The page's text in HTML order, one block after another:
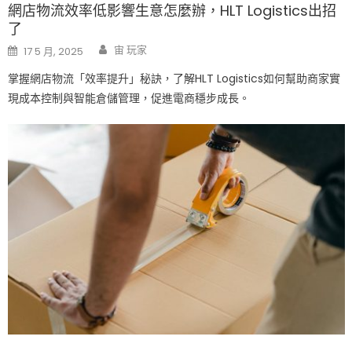
網店物流效率低影響生意怎麼辦，HLT Logistics出招
了
Posted
on
17 5 月, 2025 Author
宙 玩家
掌握網店物流「效率提升」秘訣，了解HLT Logistics如何幫助商家實
現成本控制與智能倉儲管理，促進電商穩步成長。